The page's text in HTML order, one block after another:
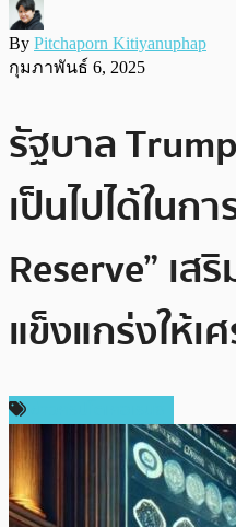
By Pitchaporn Kitiyanuphap
กุมภาพันธ์ 6, 2025
รัฐบาล
เป็นไปได้ในก
Reserve” เส
แข็งแกร่งให้